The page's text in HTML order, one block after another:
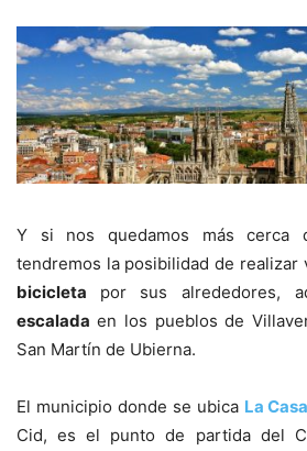
Y si nos quedamos más cerca
tendremos la posibilidad de realizar
bicicleta por sus alrededores,
escalada en los pueblos de
San Martín de Ubierna.
El municipio donde se ubica La
Cid, es el punto de partida del